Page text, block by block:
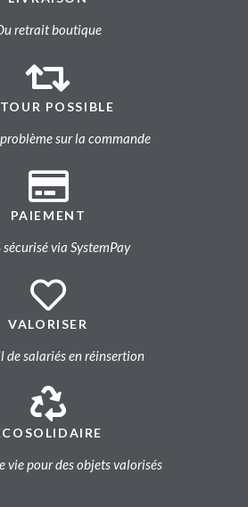
retrait boutique
POSSIBLE
problème sur la commande
PAIEMENT
via SystemPay
VALORISER
de salariés en réinsertion
vie pour des objets valorisés